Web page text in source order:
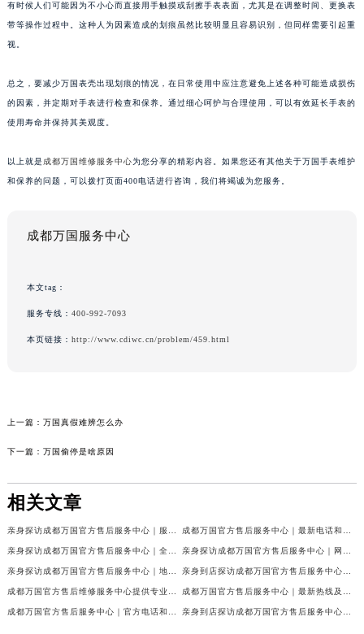
有时候人们可能因为不小心而直接用手触摸或刮擦手表表面，尤其是在调整时间、更换表
带等操作过程中。这种人为因素造成的划痕虽然比较明显且容易识别，但同样需要引起重
视。
总之，要减少万国表壳出现划痕的情况，在日常使用中应注意避免上述各种可能造成损伤
的因素，并定期对手表进行检查和保养。通过细心呵护与合理使用，可以有效延长手表的
使用寿命并保持其美观度。
以上就是 成都万国维修服务中心为您分享的精彩内容。如果您还有其他关于万国手表维护
和保养的问题，可以拨打页面400电话进行咨询，我们将竭诚为您服务。
成都万国服务中心
本文tag：
服务专线： 400-992-7093
本页链接： http://www.cdiwc.cn/problem/459.html
上一篇： 万国真假难辨怎么办
下一篇： 万国偷停是啥原因
相关文章